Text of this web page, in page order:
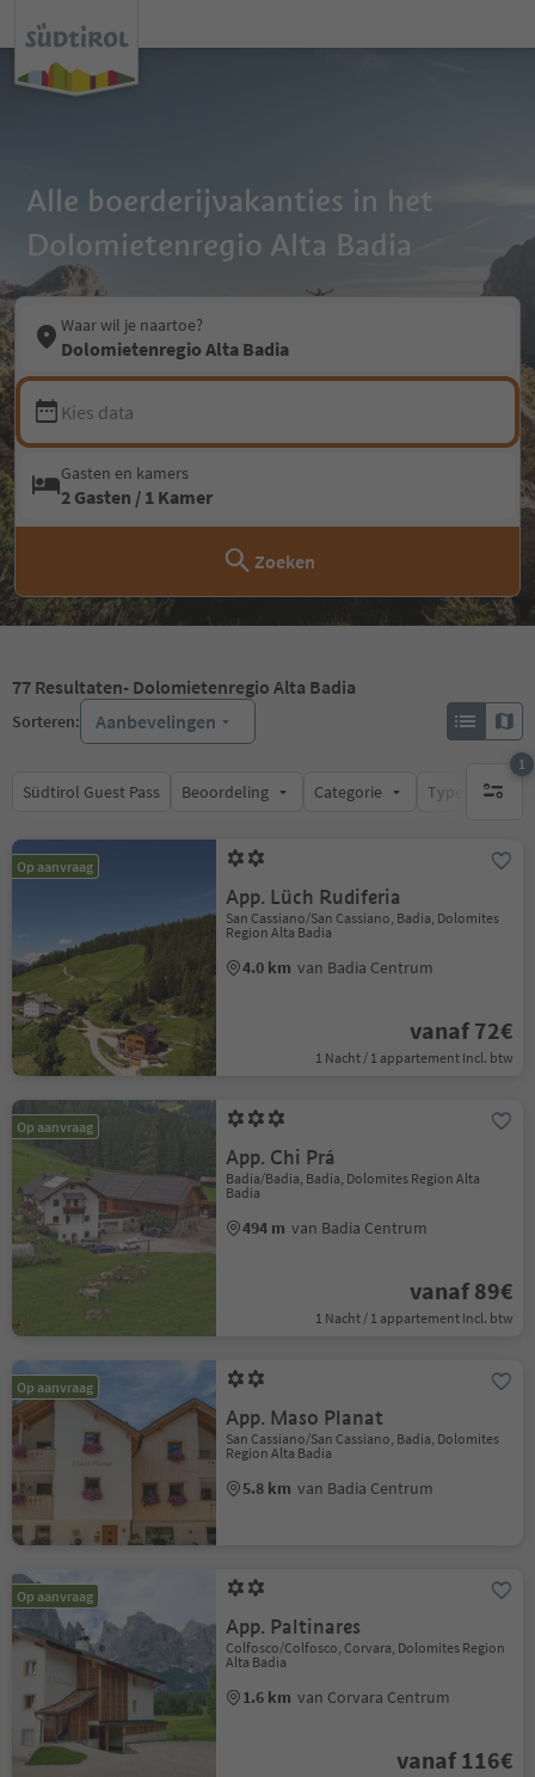
Alle boerderijvakanties in het
Dolomietenregio Alta Badia
Waar wil je naartoe?
Dolomietenregio Alta Badia
Kies data
Gasten en kamers
2 Gasten / 1 Kamer
Zoeken
77 Resultaten- Dolomietenregio Alta Badia
Sorteren: Aanbevelingen
Südtirol Guest Pass Beoordeling Categorie Type catering
1
1
Op aanvraag
App. Lüch Rudiferia
San Cassiano/San Cassiano, Badia, Dolomites
Region Alta Badia
4.0 km van Badia Centrum
vanaf 72€
1 Nacht / 1 appartement Incl. btw
Op aanvraag
App. Chi Prá
Badia/Badia, Badia, Dolomites Region Alta
Badia
494 m van Badia Centrum
vanaf 89€
1 Nacht / 1 appartement Incl. btw
Op aanvraag
App. Maso Planat
San Cassiano/San Cassiano, Badia, Dolomites
Region Alta Badia
5.8 km van Badia Centrum
Op aanvraag
App. Paltinares
Colfosco/Colfosco, Corvara, Dolomites Region
Alta Badia
1.6 km van Corvara Centrum
vanaf 116€